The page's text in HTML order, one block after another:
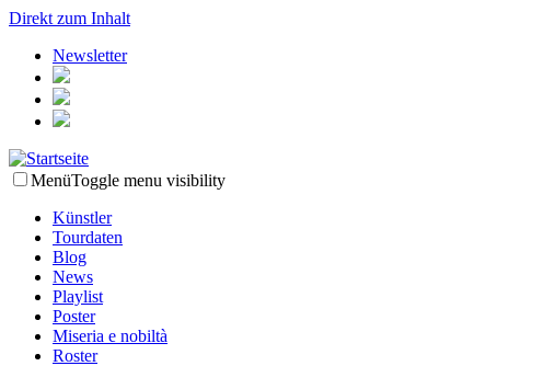
Direkt zum Inhalt
Newsletter
MenüToggle menu visibility
Künstler
Tourdaten
Blog
News
Playlist
Poster
Miseria e nobiltà
Roster